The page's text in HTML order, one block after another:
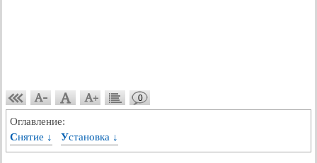
0
Оглавление:
Снятие ↓
Установка ↓